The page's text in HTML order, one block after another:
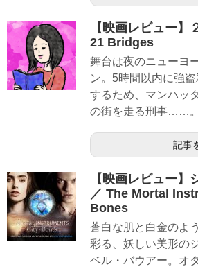
【映画レビュー】
21 Bridges
舞台は夜のニューヨ
ン。5時間以内に強
するため、マンハッ
の街を走る刑事……
記事
【映画レビュー】
／ The Mortal
Bones
蒼白な肌と白金のよ
彩る、妖しい美形の
ベル・バウアー。オ